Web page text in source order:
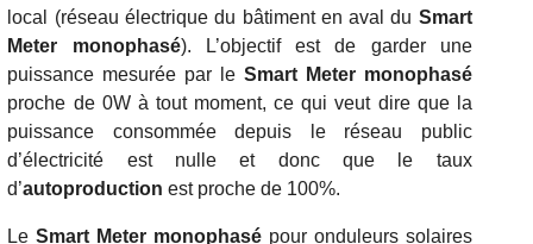
local (réseau électrique du bâtiment en aval du Smart
Meter monophasé). L’objectif est de garder une
puissance mesurée par le Smart Meter monophasé
proche de 0W à tout moment, ce qui veut dire que la
puissance consommée depuis le réseau public
d’électricité est nulle et donc que le taux
d’autoproduction est proche de 100%.
LeSmart Meter monophasé pour onduleurs solaires